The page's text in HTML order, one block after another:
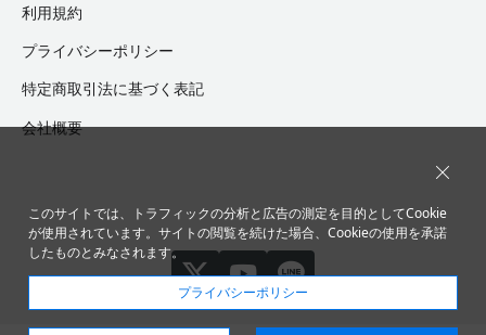
利用規約
プライバシーポリシー
特定商取引法に基づく表記
会社概要
@wpscloudjpをフォ
YouTube
このサイトでは、トラフィックの分析と広告の測定を目的としてCookie
が使用されています。サイトの閲覧を続けた場合、Cookieの使用を承諾
したものとみなされます。
プライバシーポリシー